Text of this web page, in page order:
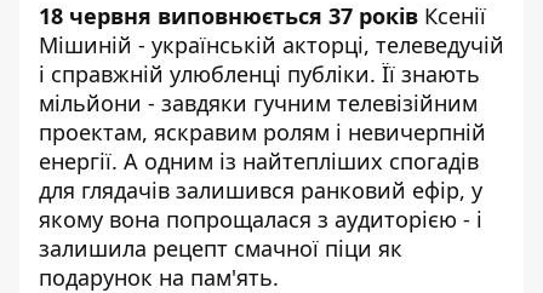
18 червня виповнюється 37 років Ксенії
Мішиній - українській акторці, телеведучій
і справжній улюбленці публіки. Її знають
мільйони - завдяки гучним телевізійним
проектам, яскравим ролям і невичерпній
енергії. А одним із найтепліших спогадів
для глядачів залишився ранковий ефір, у
якому вона попрощалася з аудиторією - і
залишила рецепт смачної піци як
подарунок на пам'ять.